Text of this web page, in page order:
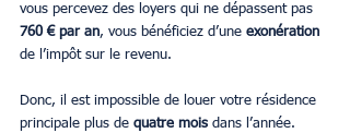
vous percevez des loyers qui ne dépassent pas
760 € par an, vous bénéficiez d’une exonération
de l’impôt sur le revenu.
Donc, il est impossible de louer votre résidence
principale plus de quatre mois dans l’année.